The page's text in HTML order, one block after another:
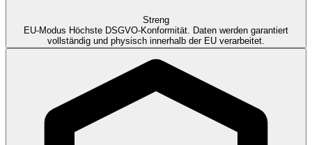
Streng
EU-Modus Höchste DSGVO-Konformität. Daten werden garantiert
vollständig und physisch innerhalb der EU verarbeitet.